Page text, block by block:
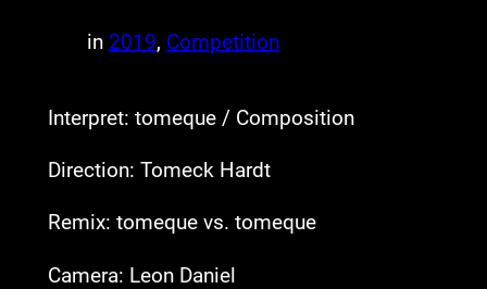
in 2019, Competition
Interpret: tomeque / Composition
Direction: Tomeck Hardt
Remix: tomeque vs. tomeque
Camera: Leon Daniel